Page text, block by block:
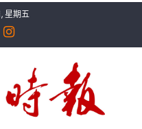
星期五